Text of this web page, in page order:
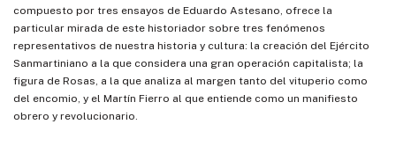
compuesto por tres ensayos de Eduardo Astesano, ofrece la
particular mirada de este historiador sobre tres fenómenos
representativos de nuestra historia y cultura: la creación del Ejército
Sanmartiniano a la que considera una gran operación capitalista; la
figura de Rosas, a la que analiza al margen tanto del vituperio como
del encomio, y el Martín Fierro al que entiende como un manifiesto
obrero y revolucionario.